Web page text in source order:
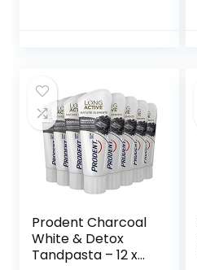
Prodent Charcoal
White & Detox
Tandpasta – 12 x